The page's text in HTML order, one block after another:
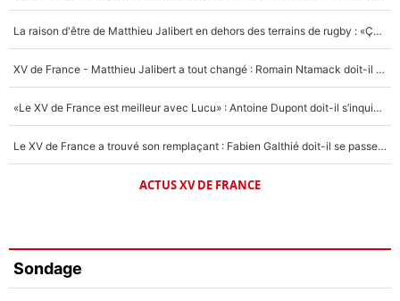
La raison d'être de Matthieu Jalibert en dehors des terrains de rugby : «Ça m'atteint autant que si tu touches à un membre de ma famille»
XV de France - Matthieu Jalibert a tout changé : Romain Ntamack doit-il s’inquiéter pour sa place à un an de la Coupe du monde ?
«Le XV de France est meilleur avec Lucu» : Antoine Dupont doit-il s’inquiéter pour sa place ?
Le XV de France a trouvé son remplaçant : Fabien Galthié doit-il se passer d'Antoine Dupont ?
ACTUS XV DE FRANCE
Sondage